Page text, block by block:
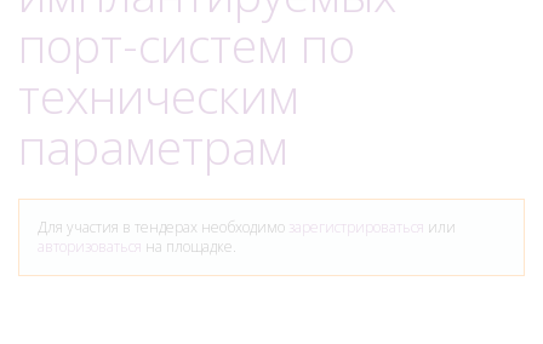
порт-систем по
техническим
параметрам
Для участия в тендерах необходимо зарегистрироваться или
авторизоваться на площадке.